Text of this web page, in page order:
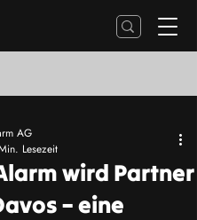
wird Partner
– eine
AG
Lesezeit